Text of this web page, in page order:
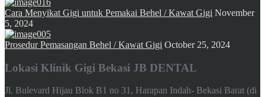
Cara Menyikat Gigi untuk Pemakai Behel / Kawat Gigi November
5, 2024
Prosedur Pemasangan Behel / Kawat Gigi October 25, 2024
Lokasi Klinik Gigi Bekasi JB DENTAL
Jl. Bulevard Hijau Blok B1 no 31, Harapan Indah- Bekasi Barat (di